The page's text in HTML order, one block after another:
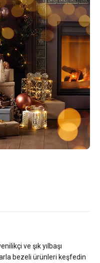
ve şık yılbaşı
bezeli ürünleri keşfedin